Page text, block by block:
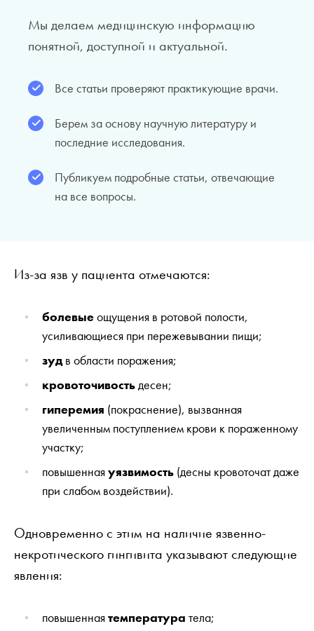
Мы делаем медицинскую информацию
понятной, доступной и актуальной.
Все статьи проверяют практикующие врачи.
Берем за основу научную литературу и
последние исследования.
Публикуем подробные статьи, отвечающие
на все вопросы.
Из-за язв у пациента отмечаются:
болевыеощущения в ротовой полости,
усиливающиеся при пережевывании пищи;
зудв области поражения;
кровоточивостьдесен;
гиперемия (покраснение), вызванная
увеличенным поступлением крови к пораженному
участку;
повышеннаяуязвимость (десны кровоточат даже
при слабом воздействии).
Одновременно с этим на наличие язвенно-
некротического гингивита указывают следующие
явления:
повышеннаятемпература тела;